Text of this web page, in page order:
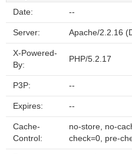
Date: --
Server: Apache/2.2.16
X-Powered-
By:
PHP/5.2.17
P3P: --
Expires: --
Cache-
Control:
no-store, no-
check=0, pre-